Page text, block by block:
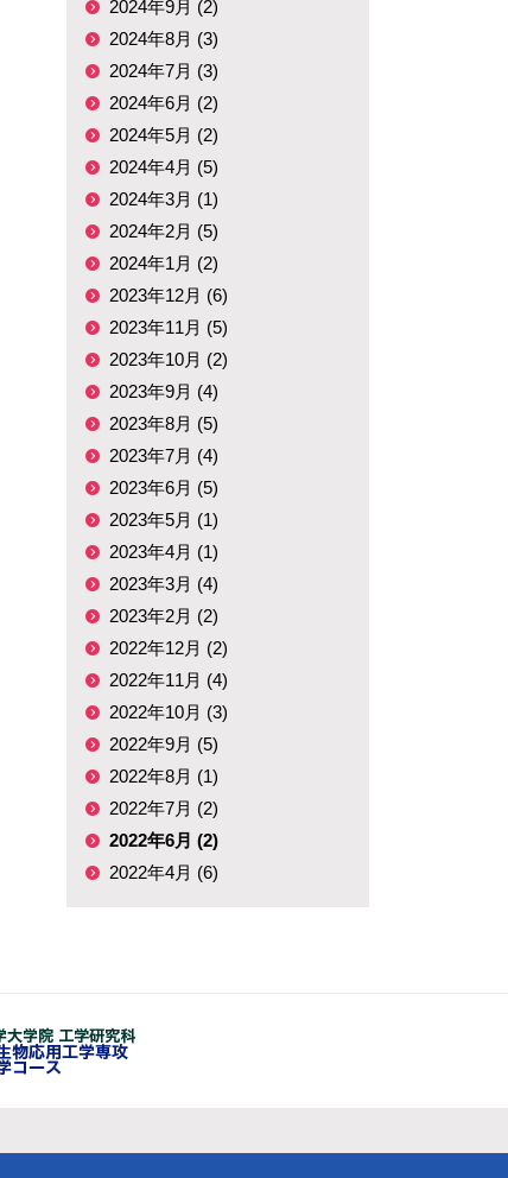
2024年9月 (2)
2024年8月 (3)
2024年7月 (3)
2024年6月 (2)
2024年5月 (2)
2024年4月 (5)
2024年3月 (1)
2024年2月 (5)
2024年1月 (2)
2023年12月 (6)
2023年11月 (5)
2023年10月 (2)
2023年9月 (4)
2023年8月 (5)
2023年7月 (4)
2023年6月 (5)
2023年5月 (1)
2023年4月 (1)
2023年3月 (4)
2023年2月 (2)
2022年12月 (2)
2022年11月 (4)
2022年10月 (3)
2022年9月 (5)
2022年8月 (1)
2022年7月 (2)
2022年6月 (2)
2022年4月 (6)